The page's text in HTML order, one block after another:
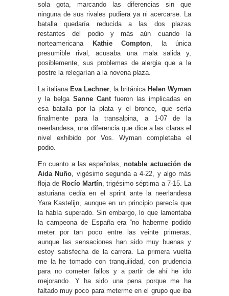
sola gota, marcando las diferencias sin que
ninguna de sus rivales pudiera ya ni acercarse. La
batalla quedaría reducida a las dos plazas
restantes del podio y más aún cuando la
norteamericana
Kathie Compton, la única
presumible rival, acusaba una mala salida y,
posiblemente, sus problemas de alergia que a la
postre la relegarían a la novena plaza.
La italiana Eva Lechner, la británica Helen Wyman
y la belga Sanne Cantfueron las implicadas en
esa batalla por la plata y el bronce, que sería
finalmente para la transalpina, a 1-07 de la
neerlandesa, una diferencia que dice a las claras el
nivel exhibido por Vos. Wyman completaba el
podio.
En cuanto a las españolas,notable actuación de
Aida Nuño, vigésimo segunda a 4-22, y algo más
floja de Rocío Martín, trigésimo séptima a 7-15. La
asturiana cedía en el sprint ante la neerlandesa
Yara Kastelijn, aunque en un principio parecía que
la había superado. Sin embargo, lo que lamentaba
la campeona de España era “no haberme podido
meter por tan poco entre las veinte primeras,
aunque las sensaciones han sido muy buenas y
estoy satisfecha de la carrera. La primera vuelta
me la he tomado con tranquilidad, con prudencia
para no cometer fallos y a partir de ahí he ido
mejorando. Y ha sido una pena porque me ha
faltado muy poco para meterme en el grupo que iba